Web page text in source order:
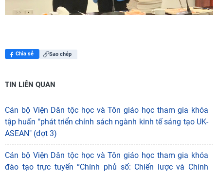
Chia sẻ Sao chép
TIN LIÊN QUAN
Cán bộ Viện Dân tộc học và Tôn giáo học tham gia khóa
tập huấn "phát triển chính sách ngành kinh tế sáng tạo UK-
ASEAN" (đợt 3)
Cán bộ Viện Dân tộc học và Tôn giáo học tham gia khóa
đào tạo trực tuyến “Chính phủ số: Chiến lược và Chính